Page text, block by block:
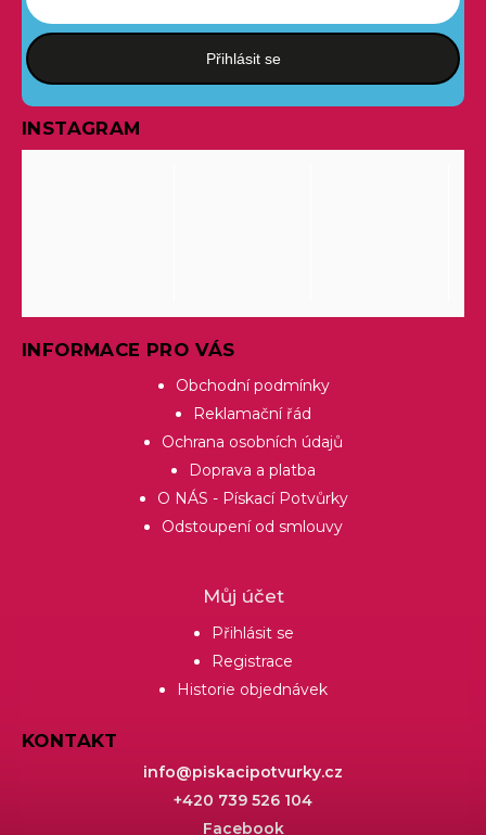
Přihlásit se
INSTAGRAM
INFORMACE PRO VÁS
Obchodní podmínky
Reklamační řád
Ochrana osobních údajů
Doprava a platba
O NÁS - Pískací Potvůrky
Odstoupení od smlouvy
Můj účet
Přihlásit se
Registrace
Historie objednávek
KONTAKT
info@piskacipotvurky.cz
+420 739 526 104
Facebook